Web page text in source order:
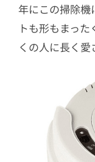
年にこの掃除機
トも形もまっ
くの人に長く愛